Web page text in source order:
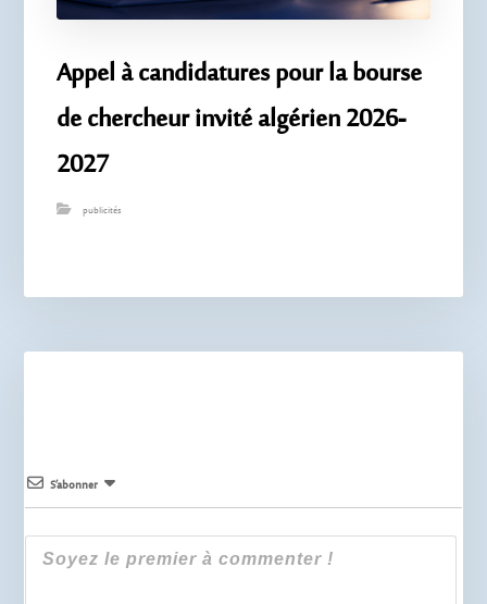
Appel à candidatures pour la bourse
de chercheur invité algérien 2026-
2027
publicités
S’abonner